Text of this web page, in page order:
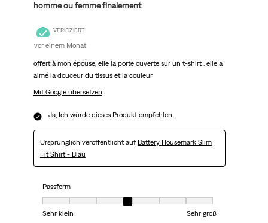
homme ou femme finalement
VERIFIZIERT
vor einem Monat
offert à mon épouse, elle la porte ouverte sur un t-shirt . elle a
aimé la douceur du tissus et la couleur
Mit Google übersetzen
Ja, Ich würde dieses Produkt empfehlen.
Ursprünglich veröffentlicht auf Battery Housemark Slim
Fit Shirt - Blau
Passform
Passform, 4 von 7, wobei 1 gleich Sehr klein ist und 7 gleich Sehr groß
Sehr klein
Sehr groß